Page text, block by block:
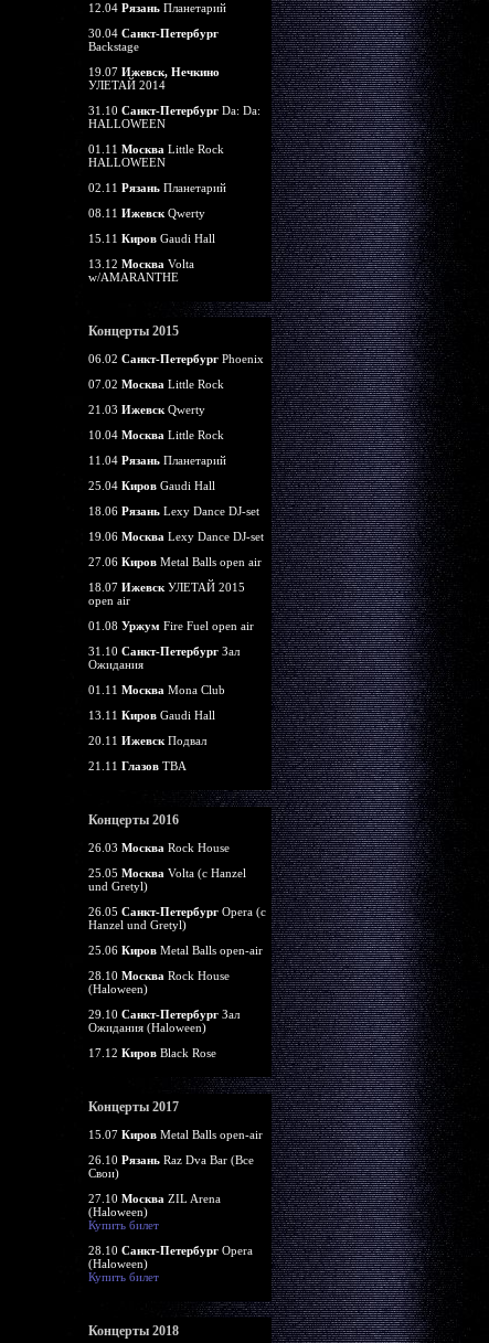
12.04 РязаньПланетарий
30.04 Санкт-Петербург
Backstage
19.07 Ижевск, Нечкино
УЛЕТАЙ 2014
31.10 Санкт-ПетербургDa: Da:
HALLOWEEN
01.11 Москва Little Rock
HALLOWEEN
02.11 РязаньПланетарий
08.11 ИжевскQwerty
15.11 КировGaudi Hall
13.12 Москва Volta
w/AMARANTHE
Концерты 2015
06.02 Санкт-ПетербургPhoenix
07.02 Москва Little Rock
21.03 ИжевскQwerty
10.04 Москва Little Rock
11.04 РязаньПланетарий
25.04 КировGaudi Hall
18.06 РязаньLexy Dance DJ-set
19.06 Москва Lexy Dance DJ-set
27.06 КировMetal Balls open air
18.07 ИжевскУЛЕТАЙ 2015
open air
01.08 Уржум Fire Fuel open air
31.10 Санкт-ПетербургЗал
Ожидания
01.11 Москва Mona Club
13.11 КировGaudi Hall
20.11 ИжевскПодвал
21.11 ГлазовTBA
Концерты 2016
26.03 Москва Rock House
25.05 Москва Volta (c Hanzel
und Gretyl)
26.05 Санкт-ПетербургOpera (c
Hanzel und Gretyl)
25.06 КировMetal Balls open-air
28.10 Москва Rock House
(Haloween)
29.10 Санкт-ПетербургЗал
Ожидания (Haloween)
17.12 КировBlack Rose
Концерты 2017
15.07 КировMetal Balls open-air
26.10 РязаньRaz Dva Bar (Все
Свои)
27.10 Москва ZIL Arena
(Haloween)
Купить билет
28.10 Санкт-ПетербургOpera
(Haloween)
Купить билет
Концерты 2018